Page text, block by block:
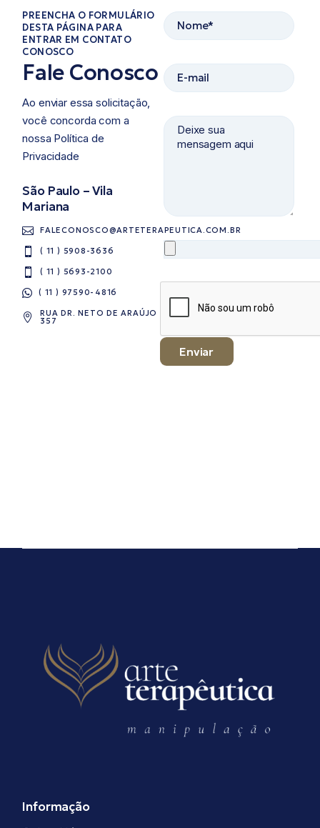
PREENCHA O FORMULÁRIO
DESTA PÁGINA PARA
ENTRAR EM CONTATO
CONOSCO​
Fale Conosco
Ao enviar essa solicitação,
você concorda com a
nossa Política de
Privacidade ​
São Paulo – Vila
Mariana
FALECONOSCO@ARTETERAPEUTICA.COM.BR
( 11 ) 5908-3636
( 11 ) 5693-2100
( 11 ) 97590-4816​
RUA DR. NETO DE ARAÚJO
357
Enviar
Informação